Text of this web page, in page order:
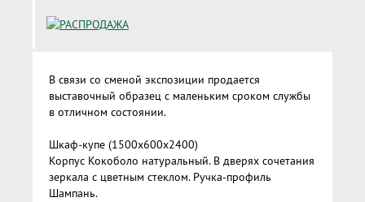
В связи со сменой экспозиции продается
выставочный образец с маленьким сроком службы
в отличном состоянии.
Шкаф-купе (1500х600х2400)
Корпус Кокоболо натуральный. В дверях сочетания
зеркала с цветным стеклом. Ручка-профиль
Шампань.